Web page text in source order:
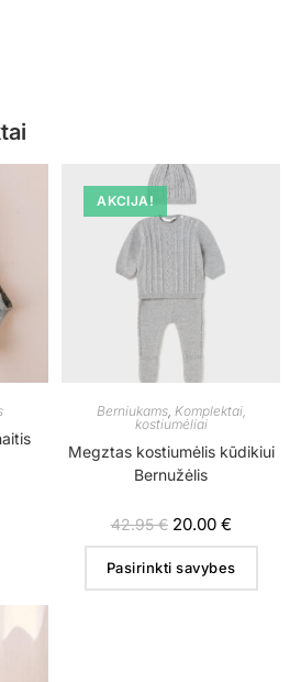
AKCIJA!
Berniukams, Komplektai,
kostiumėliai
Megztas kostiumėlis kūdikiui
Bernužėlis
42.95€ 20.00 €
Pasirinkti savybes